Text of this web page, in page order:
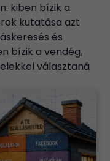
kiben bízik a
kutatása azt
és
bízik a vendég,
választaná